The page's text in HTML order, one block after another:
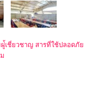
เชี่ยวชาญ สารที่ใช้ปลอดภัย